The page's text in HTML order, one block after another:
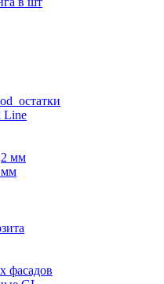
Line
мм
мм
фасадов